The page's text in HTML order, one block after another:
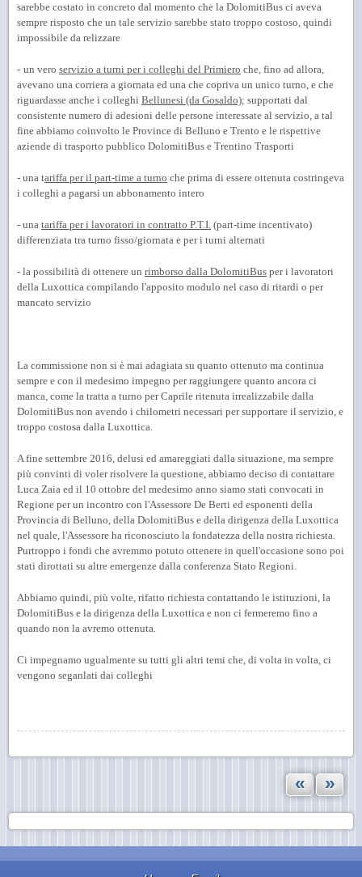
sarebbe costato in concreto dal momento che la DolomitiBus ci aveva
sempre risposto che un tale servizio sarebbe stato troppo costoso, quindi
impossibile da relizzare
- un vero servizio a turni per i colleghi del Primiero che, fino ad allora,
avevano una corriera a giornata ed una che copriva un unico turno, e che
riguardasse anche i colleghi Bellunesi (da Gosaldo); supportati dal
consistente numero di adesioni delle persone interessate al servizio, a tal
fine abbiamo coinvolto le Province di Belluno e Trento e le rispettive
aziende di trasporto pubblico DolomitiBus e Trentino Trasporti
- una tariffa per il part-time a turno che prima di essere ottenuta costringeva
i colleghi a pagarsi un abbonamento intero
- una tariffa per i lavoratori in contratto P.T.I. (part-time incentivato)
differenziata tra turno fisso/giornata e per i turni alternati
- la possibilità di ottenere un rimborso dalla DolomitiBus per i lavoratori
della Luxottica compilando l'apposito modulo nel caso di ritardi o per
mancato servizio
La commissione non si è mai adagiata su quanto ottenuto ma continua
sempre e con il medesimo impegno per raggiungere quanto ancora ci
manca, come la tratta a turno per Caprile ritenuta irrealizzabile dalla
DolomitiBus non avendo i chilometri necessari per supportare il servizio, e
troppo costosa dalla Luxottica.
A fine settembre 2016, delusi ed amareggiati dalla situazione, ma sempre
più convinti di voler risolvere la questione, abbiamo deciso di contattare
Luca Zaia ed il 10 ottobre del medesimo anno siamo stati convocati in
Regione per un incontro con l'Assessore De Berti ed esponenti della
Provincia di Belluno, della DolomitiBus e della dirigenza della Luxottica
nel quale, l'Assessore ha riconosciuto la fondatezza della nostra richiesta.
Purtroppo i fondi che avremmo potuto ottenere in quell'occasione sono poi
stati dirottati su altre emergenze dalla conferenza Stato Regioni.
Abbiamo quindi, più volte, rifatto richiesta contattando le istituzioni, la
DolomitiBus e la dirigenza della Luxottica e non ci fermeremo fino a
quando non la avremo ottenuta.
Ci impegnamo ugualmente su tutti gli altri temi che, di volta in volta, ci
vengono seganlati dai colleghi
« »